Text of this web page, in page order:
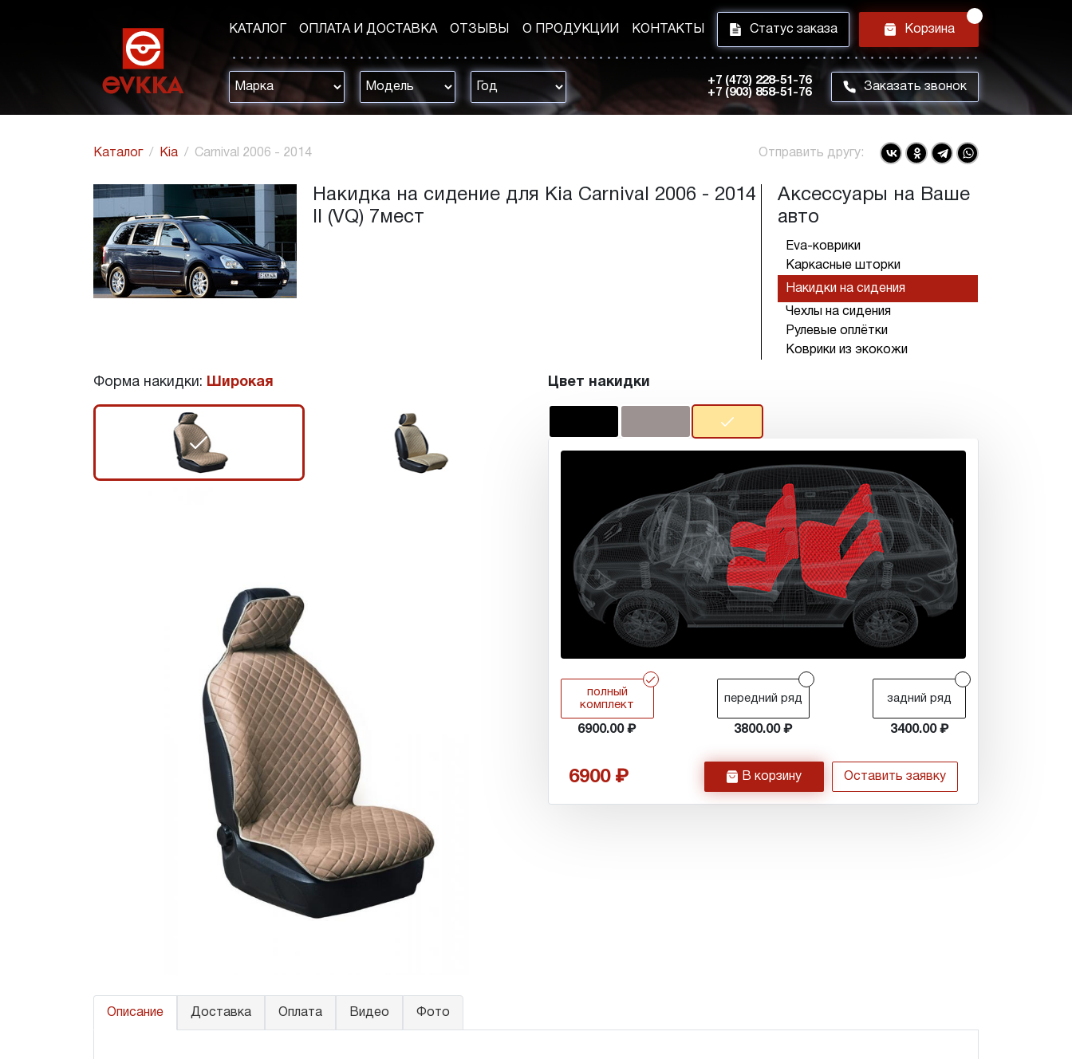
КАТАЛОГ ОПЛАТА И ДОСТАВКА ОТЗЫВЫ О ПРОДУКЦИИ КОНТАКТЫ i Статус заказа h Корзина
+7 (473) 228-51-76
+7 (903) 858-51-76
m Заказать звонок
Каталог Kia Carnival 2006 - 2014 Отправить другу:
Накидка на сидение для Kia Carnival 2006 - 2014
II (VQ) 7мест
Аксессуары на Ваше
авто
Eva-коврики
Каркасные шторки
Накидки на сидения
Чехлы на сидения
Рулевые оплётки
Коврики из экокожи
Форма накидки: Широкая
r
Цвет накидки
r
полный
комплект
6900.00
передний ряд
3800.00
задний ряд
3400.00
6900 h В корзину Оставить заявку
Описание Доставка Оплата Видео Фото